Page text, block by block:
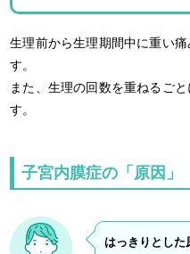
生理前から生理期間中に重い
す。
また、生理の回数を重ねるご
す。
子宮内膜症の「原因」
はっきりとした